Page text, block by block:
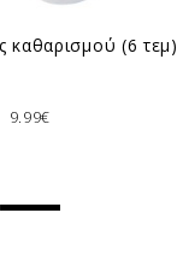
καθαρισμού (6 τεμ)
9.99€